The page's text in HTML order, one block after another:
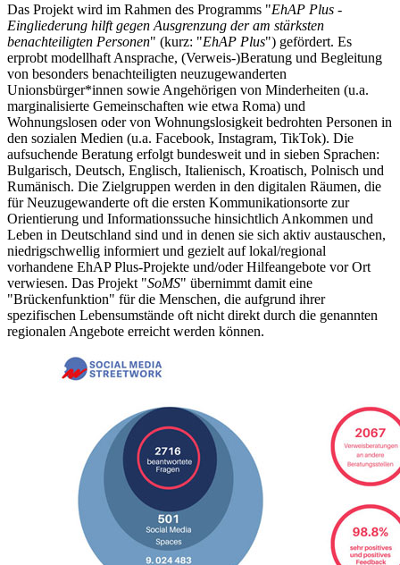
Das Projekt wird im Rahmen des Programms "EhAP Plus -
Eingliederung hilft gegen Ausgrenzung der am stärksten
benachteiligten Personen" (kurz: "EhAP Plus") gefördert. Es
erprobt modellhaft Ansprache, (Verweis-)Beratung und Begleitung
von besonders benachteiligten neuzugewanderten
Unionsbürger*innen sowie Angehörigen von Minderheiten (u.a.
marginalisierte Gemeinschaften wie etwa Roma) und
Wohnungslosen oder von Wohnungslosigkeit bedrohten Personen in
den sozialen Medien (u.a. Facebook, Instagram, TikTok). Die
aufsuchende Beratung erfolgt bundesweit und in sieben Sprachen:
Bulgarisch, Deutsch, Englisch, Italienisch, Kroatisch, Polnisch und
Rumänisch. Die Zielgruppen werden in den digitalen Räumen, die
für Neuzugewanderte oft die ersten Kommunikationsorte zur
Orientierung und Informationssuche hinsichtlich Ankommen und
Leben in Deutschland sind und in denen sie sich aktiv austauschen,
niedrigschwellig informiert und gezielt auf lokal/regional
vorhandene EhAP Plus-Projekte und/oder Hilfeangebote vor Ort
verwiesen. Das Projekt "SoMS" übernimmt damit eine
"Brückenfunktion" für die Menschen, die aufgrund ihrer
spezifischen Lebensumstände oft nicht direkt durch die genannten
regionalen Angebote erreicht werden können.